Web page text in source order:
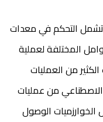
تشمل التحكم في معدات
المختلفة لعملية
من العمليات
الاصطناعي من عمليات
الوصول